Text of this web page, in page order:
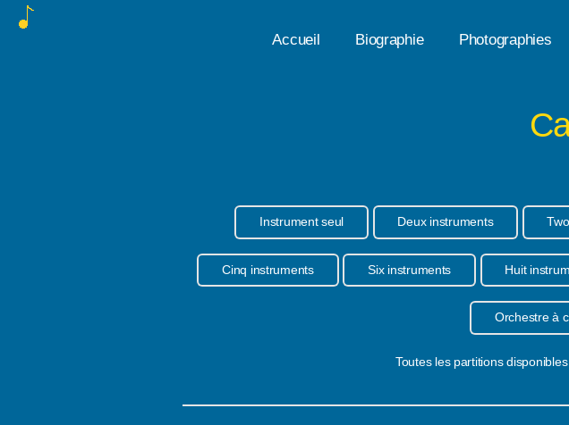
Accueil Biographie Photographies
Instrument seul Deux instruments
Cinq instruments Six instruments Huit
Orchestre à
Toutes les partitions